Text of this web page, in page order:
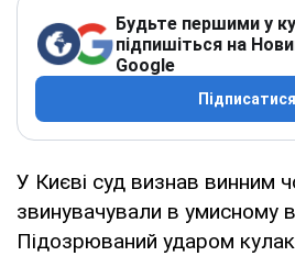
Будьте першими у
підпишіться на
Google
Підписатися
У Києві суд визнав винним
звинувачували в умисному
Підозрюваний ударом